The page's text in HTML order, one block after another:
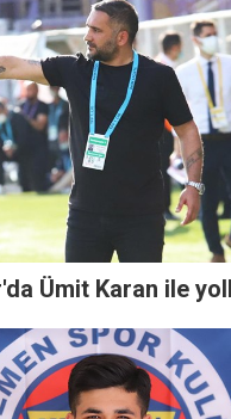
Ümit Karan ile